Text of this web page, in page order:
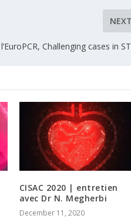
NEXT
Challenging cases in
CISAC 2020 | entretien
avec Dr N. Megherbi
December 11, 2020